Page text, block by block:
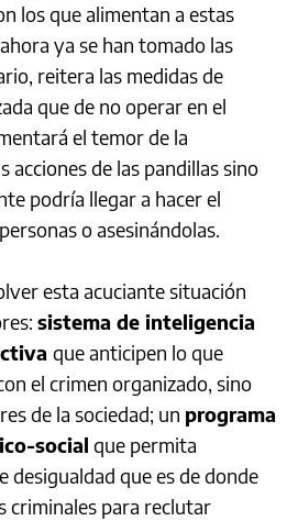
los que alimentan a estas
ya se han tomado las
reitera las medidas de
que de no operar en el
el temor de la
acciones de las pandillas sino
podría llegar a hacer el
o asesinándolas.
esta acuciante situación
sistema de inteligencia
que anticipen lo que
el crimen organizado, sino
de la sociedad; un programa
social que permita
desigualdad que es de donde
criminales para reclutar